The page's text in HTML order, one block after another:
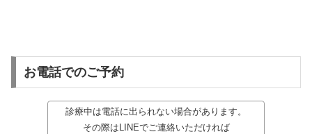
お電話でのご予約
診療中は電話に出られない場合があります。
その際はLINEでご連絡いただければ